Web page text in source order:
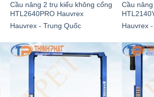
Cầu nâng 2 trụ kiểu không cổng
HTL2640PRO Hauvrex
Hauvrex - Trung Quốc
Cầu
Hauvrex